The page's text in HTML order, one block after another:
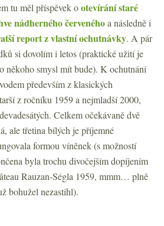
tu měl příspěvek ootevírání staré
nádherného červenéhoa následně i
report z vlastní ochutnávky. A pár
si dovolím i letos (praktické užití je
někoho smysl mít bude). K ochutnání
především z klasických
z ročníku 1959 a nejmladší 2000,
Celkem očekávaně dvě
ale třetina bílých je příjemné
formou víněnek (s možností
byla trochu divočejším dopíjením
Rauzan-Ségla 1959, mmm… plně
bohužel nezastihl).